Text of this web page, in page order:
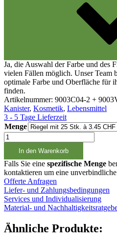
Ja, die Auswahl der Farbe und des
vielen Fällen möglich. Unser Team
optimale Farbe und Oberfläche für
finden.
Artikelnummer: 9003C04-2 +
Kanister, Kosmetik, Lebensmittel
3 - 5 Tage Lieferzeit
Menge
3
Liter
Kanister
Typ
2
Stapelbar
mit
Verschluss
DIN45
Menge
In den Warenkorb
Falls Sie eine spezifische Menge
kontaktieren um eine
Offerte Anfragen
Liefer- und Zahlungsbedingungen
Services und Individualisierung
Material- und
Ähnliche Produkte: